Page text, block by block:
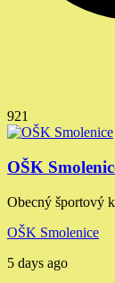
921
OŠK
Obecný športový
OŠK Smolenice
5 days ago